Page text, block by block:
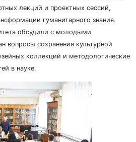
лекций и проектных сессий,
гуманитарного знания.
обсудили с молодыми
вопросы сохранения культурной
коллекций и методологические
в науке.